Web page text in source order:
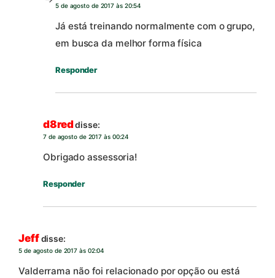
5 de agosto de 2017 às 20:54
Já está treinando normalmente com o grupo,
em busca da melhor forma física
Responder
d8reddisse:
7 de agosto de 2017 às 00:24
Obrigado assessoria!
Responder
Jeffdisse:
5 de agosto de 2017 às 02:04
Valderrama não foi relacionado por opção ou está